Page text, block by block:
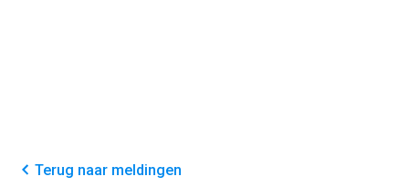
Terug naar meldingen